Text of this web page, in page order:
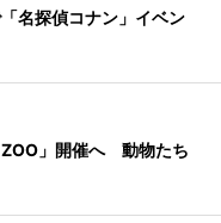
名探偵コナン」イベン
ZOO」開催へ 動物たち